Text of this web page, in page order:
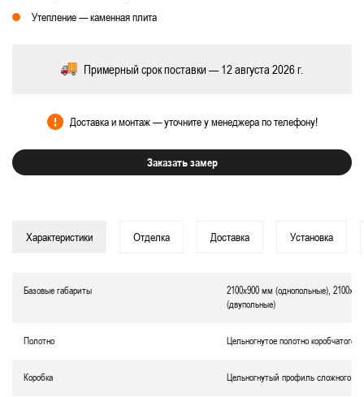
Утепление — каменная плита
Примерный срок поставки — 12 августа 2026 г.
Доставка и монтаж — уточните у менеджера по телефону!
Заказать замер
Характеристики Отделка Доставка Установка
Базовые габариты
2100х900 мм (однопольные),
(двупольные)
Полотно Цельногнутое полотно коробчатого
Коробка Цельногнутый профиль сложного